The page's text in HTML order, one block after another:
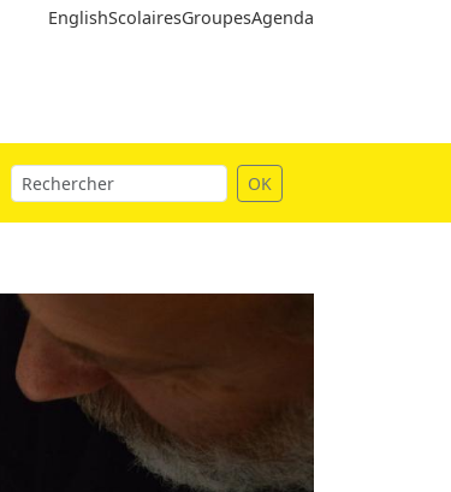
EnglishScolairesGroupesAgenda
OK